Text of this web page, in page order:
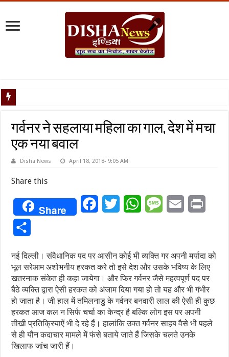
गर्वनर ने सहलाया महिला का गाल, देश में मचा
एक नया बवाल
Disha News April 18, 2018- 9:05 AM
Share this
Share FacebookTwitterWhatsAppMessageEmail
नई दिल्ली। संवैधानिक पद पर आसीन कोई भी व्यक्ति गर अपनी मर्यादा को
भूल सरेआम अशोभनीय हरकत करे तो इसे देश और उसके भविष्य के लिए
खतरनाक संकेत ही कहा जायेगा। और फिर गर्वनर जैसे महत्वपूर्ण पद पर
बैठे व्यक्ति द्वारा ऐसी हरकत को अंजाम दिया गया हो तो यह और भी गंभीर
हो जाता है। जी हाल में तमिलनाडु के गर्वनर बनवारी लाल की ऐसी ही कुछ
हरकत आज कल न सिर्फ चर्चा का केन्द्र है बल्कि लोग इस पर अपनी
तीखी प्रतिक्रियाऐं भी दे रहे हैं। हालांकि उक्त गर्वनर साहब वैसे भी पहले
से ही यौन कदाचार मामले में फंसे बताये जाते हैं जिसके चलते उनके
खिलाफ जांच जारी हैं।